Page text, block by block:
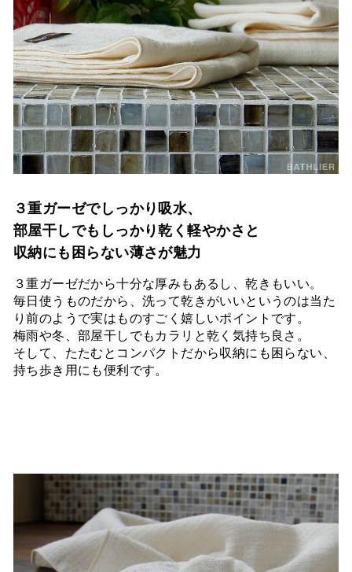
３重ガーゼでしっかり吸水、
部屋干しでもしっかり乾く軽やかさと
収納にも困らない薄さが魅力
３重ガーゼだから十分な厚みもあるし、乾きもいい。
毎日使うものだから、洗って乾きがいいというのは当た
り前のようで実はものすごく嬉しいポイントです。
梅雨や冬、部屋干しでもカラリと乾く気持ち良さ。
そして、たたむとコンパクトだから収納にも困らない、
持ち歩き用にも便利です。